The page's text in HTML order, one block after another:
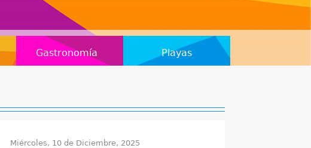
Gastronomía Playas
Miércoles, 10 de Diciembre, 2025